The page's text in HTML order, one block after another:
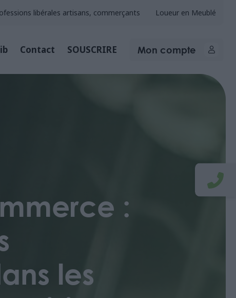
libérales artisans, commerçants Loueur en Meublé
Contact SOUSCRIRE Mon compte
:
les